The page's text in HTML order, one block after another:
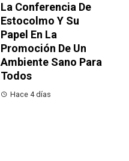
La Conferencia De
Estocolmo Y Su
Papel En La
Promoción De Un
Ambiente Sano Para
Todos
Hace 4 días